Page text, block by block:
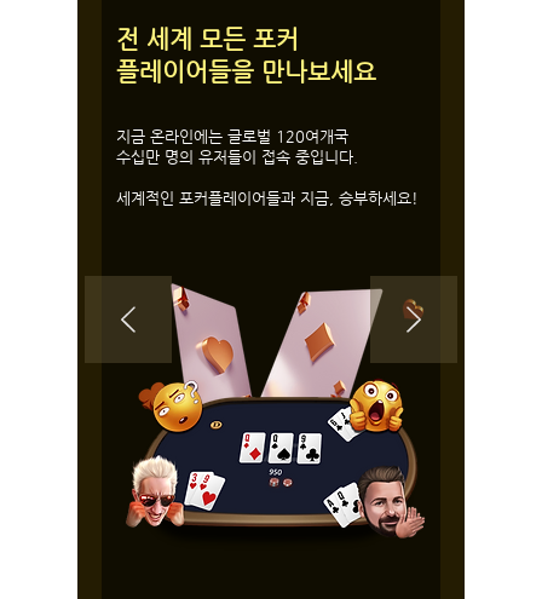
전 세계 모든 포커
플레이어들을 만나보세요
지금 온라인에는 글로벌 120여개국
수십만 명의 유저들이 접속 중입니다.
​세계적인 포커플레이어들과 지금, 승부하세요!